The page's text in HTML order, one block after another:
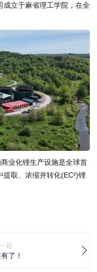
成立于麻省理工学院，在全
业化锂生产设施是全球首
取、浓缩并转化(EC²)锂
篇
了！